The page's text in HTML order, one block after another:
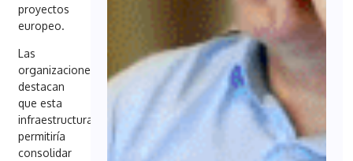
proyectos
europeo.
Las
organizaciones
destacan
que esta
infraestructura
permitiría
consolidar